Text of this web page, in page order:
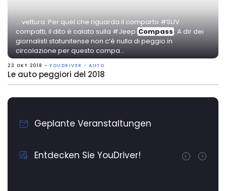
... vettura. Per quel che riguarda il comparto #SUV
compatti, il dito è calato sulla #Jeep Compass . A dir dei
giornalisti statunitense non c’è nulla di peggio in
circolazione per questo compa...
23 OKT 2018 - YOUDRIVER - AUTO
Le auto peggiori del 2018
Geplante Veranstaltungen
Entdecken Sie YouDriver!